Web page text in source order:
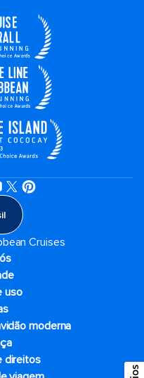
Cruises
uso
moderna
direitos